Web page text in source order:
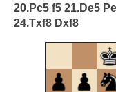
20.Pc5 f5 21.De5
24.Txf8 Dxf8